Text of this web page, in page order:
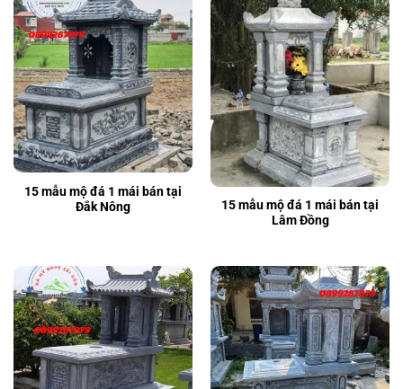
15 mẫu mộ đá 1 mái bán tại
Đắk Nông
15 mẫu mộ đá 1 mái bán tại
Lâm Đồng